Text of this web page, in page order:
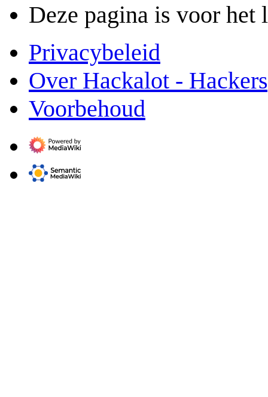
Deze pagina is voor het
Privacybeleid
Over Hackalot -
Voorbehoud